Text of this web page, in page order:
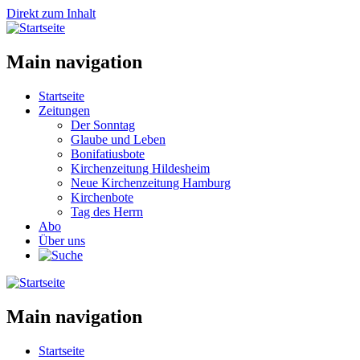
Direkt zum Inhalt
Main navigation
Startseite
Zeitungen
Der Sonntag
Glaube und Leben
Bonifatiusbote
Kirchenzeitung Hildesheim
Neue Kirchenzeitung Hamburg
Kirchenbote
Tag des Herrn
Abo
Über uns
Main navigation
Startseite